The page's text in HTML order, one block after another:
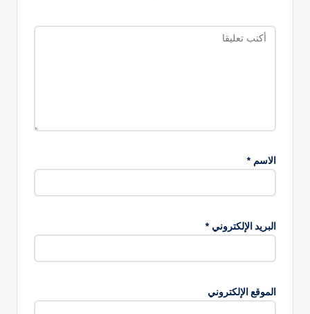
الاسم *
البريد الإلكتروني *
الموقع الإلكتروني